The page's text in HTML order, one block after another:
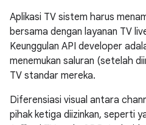
Aplikasi TV sistem harus
bersama dengan layanan TV
Keunggulan API developer
menemukan saluran (setelah
TV standar mereka.
Diferensiasi visual antara
pihak ketiga diizinkan, seperti